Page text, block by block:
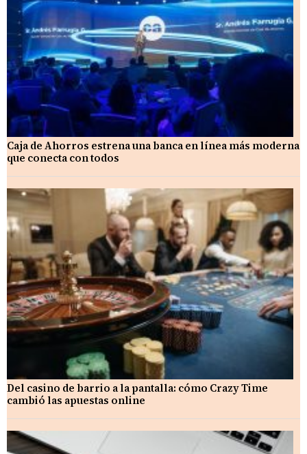
Caja de Ahorros estrena una banca en línea más moderna
que conecta con todos
Del casino de barrio a la pantalla: cómo Crazy Time
cambió las apuestas online